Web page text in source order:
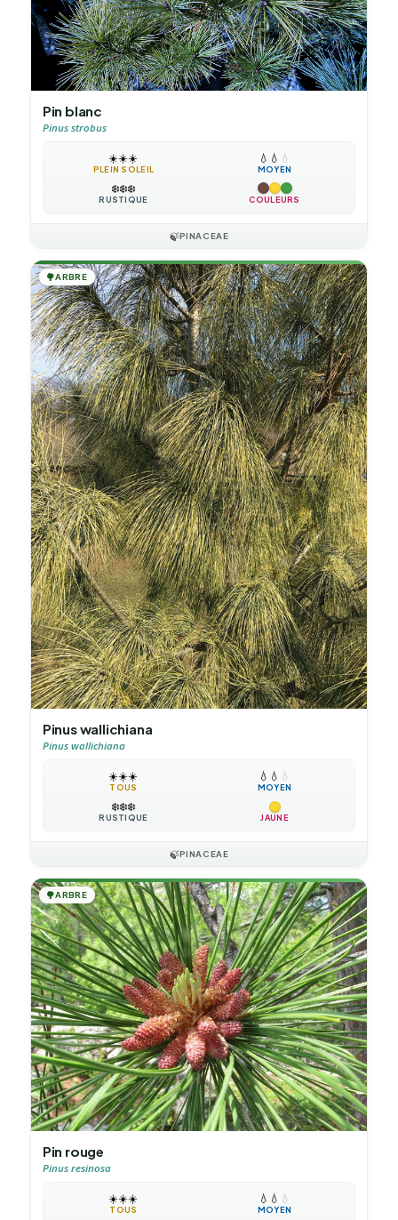
Pin blanc
Pinus strobus
☀️☀️☀️
PLEIN SOLEIL
💧 💧 💧
MOYEN
❄️❄️❄️
RUSTIQUE COULEURS
🍃PINACEAE
🌳ARBRE
Pinus wallichiana
Pinus wallichiana
☀️☀️☀️
TOUS
💧 💧 💧
MOYEN
❄️❄️❄️
RUSTIQUE JAUNE
🍃PINACEAE
🌳ARBRE
Pin rouge
Pinus resinosa
☀️☀️☀️
TOUS
💧 💧 💧
MOYEN